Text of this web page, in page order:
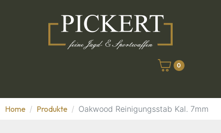
0
Home Produkte Oakwood Reinigungsstab Kal. 7mm